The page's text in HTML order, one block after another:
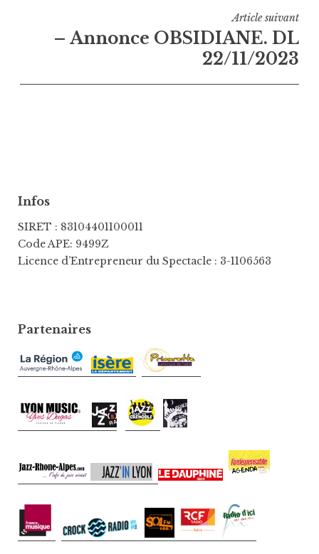
Article suivant
– Annonce OBSIDIANE. DL
22/11/2023
Infos
SIRET : 83104401100011
Code APE: 9499Z
Licence d’Entrepreneur du Spectacle : 3-1106563
Partenaires